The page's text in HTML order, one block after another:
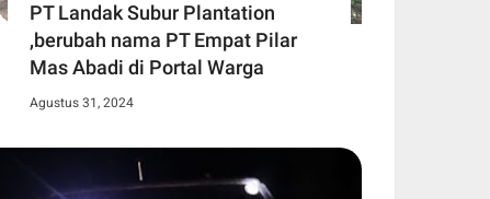
PT Landak Subur Plantation
,berubah nama PT Empat Pilar
Mas Abadi di Portal Warga
Agustus 31, 2024